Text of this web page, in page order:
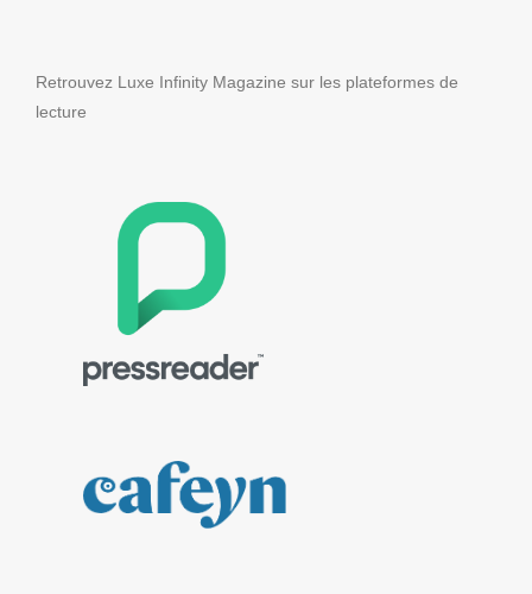
Retrouvez Luxe Infinity Magazine sur les plateformes de
lecture